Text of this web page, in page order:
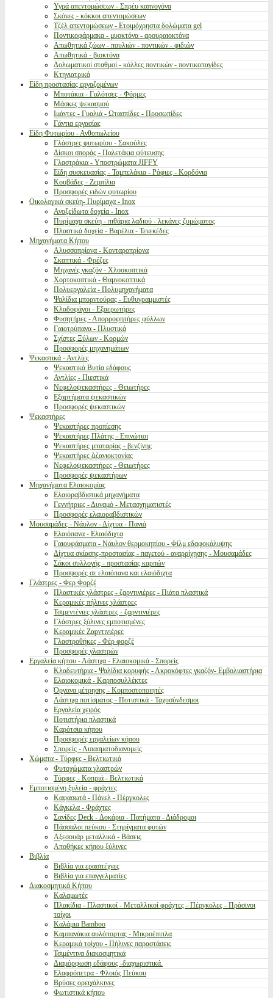
Υγρά απεντομώσεων - Σπρέυ καπνογόνα
Σκόνες - κόκκοι απεντομώσεων
Τζέλ απεντομώσεων - Ετοιμόχρηστα δολώματα gel
Ποντικοφάρμακα - μυοκτόνα - αρουραιοκτόνα
Απωθητικά ζώων - πουλιών - ποντικών - φιδιών
Απωθητικά - βιοκτόνα
Δολωματικοί σταθμοί - κόλλες ποντικών - ποντικοπαγίδες
Κτηνιατρικά
Είδη προστασίας εργαζομένων
Μποτάκια - Γαλότσες - Φόρμες
Μάσκες ψεκασμού
Ιμάντες - Γυαλιά - Ωτασπίδες - Προσωπίδες
Γάντια εργασίας
Είδη Φυτωρίου - Ανθοπωλείου
Γλάστρες φυτωρίου - Σακούλες
Δίσκοι σποράς - Παλετάκια φύτευσης
Γλαστράκια - Υποστρώματα JIFFY
Είδη συσκευασίας - Ταμπελάκια - Ράφιες - Κορδόνια
Κουβάδες - Ζεμπίλια
Προσφορές ειδών φυτωρίου
Οικολογικά σκεύη- Πυρίμαχα - Inox
Ανοξείδωτα δοχεία - Inox
Πυρίμαχα σκεύη - πιθάρια λαδιού - λεκάνες ζυμώματος
Πλαστικά δοχεία - Βαρέλια - Τενεκέδες
Μηχανήματα Κήπου
Αλυσσοπρίονα - Κονταροπρίονα
Σκαπτικά - Φρέζες
Μηχανές γκαζόν - Χλοοκοπτικά
Χορτοκοπτικά - Θαμνοκοπτικά
Πολυεργαλεία - Πολυμηχανήματα
Ψαλίδια μπορντούρας - Ευθυγραμμιστές
Κλαδοφάγοι - Εξαερωτήρες
Φυσητήρες - Απορροφητήρες φύλλων
Γαιοτρύπανα - Πλυστικά
Σχίστες Ξύλων - Κορμών
Προσφορές μηχανημάτων
Ψεκαστικά - Αντλίες
Ψεκαστικά Βυτία εδάφους
Αντλίες - Πιεστικά
Νεφελοψεκαστήρες - Θειωτήρες
Εξαρτήματα ψεκαστικών
Προσφορές ψεκαστικών
Ψεκαστήρες
Ψεκαστήρες προπίεσης
Ψεκαστήρες Πλάτης - Επινώτιοι
Ψεκαστήρες μπαταρίας - βενζίνης
Ψεκαστήρες ζιζανιοκτονίας
Νεφελοψεκαστήρες - Θειωτήρες
Προσφορές ψεκαστήρων
Μηχανήματα Ελαιοκομίας
Ελαιοραβδιστικά μηχανήματα
Γεννήτριες - Δυναμό - Μετασχηματιστές
Προσφορές ελαιοραβδιστικών
Μουσαμάδες - Νάυλον - Δίχτυα - Πανιά
Ελαιόπανα - Ελαιόδιχτα
Γαιουφάσματα - Νάυλον θερμοκηπίου - Φίλμ εδαφοκάλυψης
Δίχτυα σκίασης-προστασίας - παγετού - αναρρίχησης - Μουσαμάδες
Σάκοι συλλογής - προστασίας καρπών
Προσφορές σε ελαιόπανα και ελαιόδιχτα
Γλάστρες - Φερ Φορζέ
Πλαστικές γλάστρες - ζαρντινιέρες - Πιάτα πλαστικά
Κεραμικές πήλινες γλάστρες
Τσιμεντένιες γλάστρες - ζαρντινιέρες
Γλάστρες ξύλινες εμποτισμένες
Κεραμικές Ζαρντινιέρες
Γλαστροθήκες - Φέρ φορζέ
Προσφορές γλαστρών
Εργαλεία κήπου - Λάστιχα - Ελαιοκομικά - Σπορείς
Κλαδευτήρια - Ψαλίδια κορυφής - Ακροκόφτες γκαζόν- Εμβολιαστήρια
Ελαιοκομικά - Καρποσυλλέκτες
Όργανα μέτρησης - Κομποστοποιητές
Λάστιχα ποτίσματος - Ποτιστικά - Ταχυσύνδεσμοι
Εργαλεία χειρός
Ποτιστήρια πλαστικά
Καρότσια κήπου
Προσφορές εργαλείων κήπου
Σπορείς - Λιπασματοδιανομείς
Χώματα - Τύρφες - Βελτιωτικά
Φυτοχώματα γλαστρών
Τύρφες - Κοπριά - Βελτιωτικά
Εμποτισμένη ξυλεία - φράχτες
Καφασωτά - Πάνελ - Πέργκολες
Κάγκελα - Φράχτες
Σανίδες Deck - Δοκάρια - Πατήματα - Διάδρομοι
Πάσσαλοι πεύκου - Στηρίγματα φυτών
Αξεσουάρ μεταλλικά - Βάσεις
Αποθήκες κήπου ξύλινες
Βιβλία
Βιβλία για ερασιτέχνες
Βιβλία για επαγγελματίες
Διακοσμητικά Κήπου
Καλαμωτές
Πλακίδια - Πλαστικοί - Μεταλλικοί φράχτες - Πέργκολες - Πράσινοι
τοίχοι
Καλάμια Bamboo
Καμπανάκια αυλόπορτας - Μικροέπιπλα
Κεραμικά τοίχου - Πήλινες παραστάσεις
Τσιμέντινα διακοσμητικά
Διαμόρφωση εδάφους -διαχωριστικά.
Ελαφρόπετρα - Φλοιός Πεύκου
Βρύσες ορειχάλκινες
Φωτιστικά κήπου